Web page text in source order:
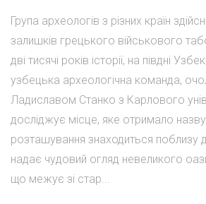
Група археологів з різних країн
залишків грецького військового
дві тисячі років історії, на півдні
узбецька археологічна команда,
Ладиславом Станко з Карлового
досліджує місце, яке отримало
розташування знаходиться поблизу
надає чудовий огляд невеликого
що межує зі стар...